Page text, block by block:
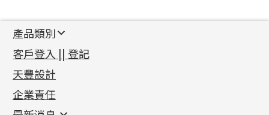
產品類別
新產品
足金系列
足金配件
機織鏈系列
珠仔鏈
镶口链
首飾配件
耳環類配件
鑲口類
客戶登入 || 登記
天豐設計
企業責任